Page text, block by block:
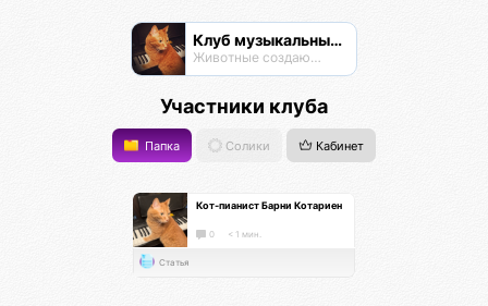
Клуб музыкальных животных
Животные создают музыку
Участники клуба
Папка Солики Кабинет
Кот-пианист Барни Котариен
0 < 1 мин.
Статья